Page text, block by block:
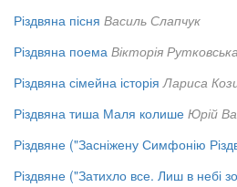
Різдвяна пісня Василь Слапчук
Різдвяна поема Вікторія
Різдвяна сімейна історія Лариса
Різдвяна тиша Маля колише Юрій
Різдвяне ("Засніжену Симфонію
Різдвяне ("Затихло все. Лиш в небі